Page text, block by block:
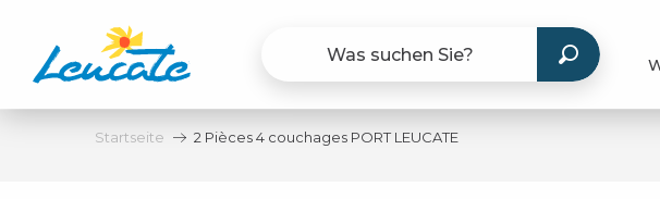
contenu
principal
Startseite 2 Pièces 4 couchages PORT LEUCATE